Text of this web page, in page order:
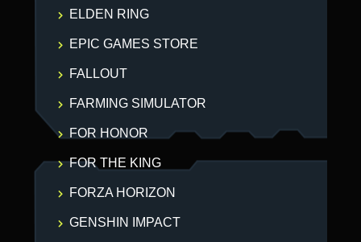
ELDEN RING
EPIC GAMES STORE
FALLOUT
FARMING SIMULATOR
FOR HONOR
FOR THE KING
FORZA HORIZON
GENSHIN IMPACT